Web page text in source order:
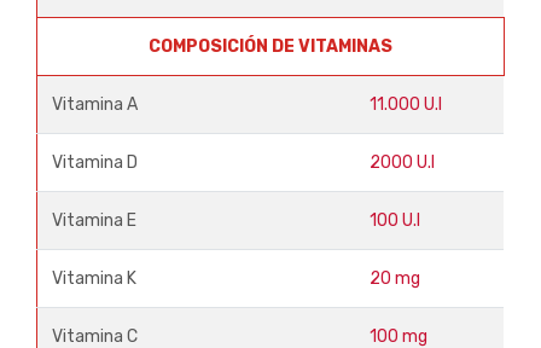
COMPOSICIÓN DE VITAMINAS
Vitamina A 11.000 U.I
Vitamina D 2000 U.I
Vitamina E 100 U.I
Vitamina K 20 mg
Vitamina C 100 mg